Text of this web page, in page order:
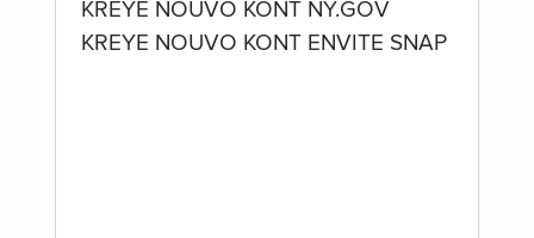
KREYE NOUVO KONT NY.GOV
KREYE NOUVO KONT ENVITE SNAP